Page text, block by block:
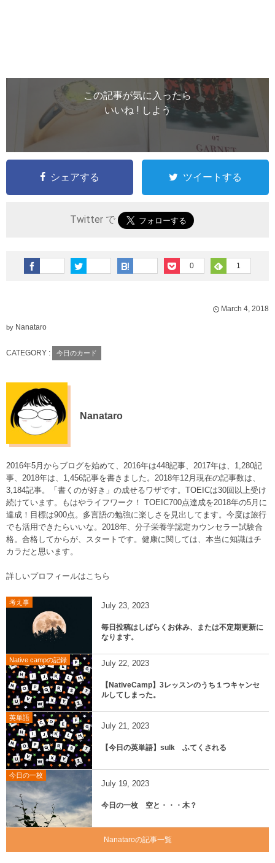
この記事が気に入ったら
いいね ! しよう
シェアする ツイートする
Twitter で
0 1
March 4, 2018
by Nanataro
CATEGORY : 今日のカード
Nanataro
2016年5月からブログを始めて、2016年は448記事、2017年は、1,280記
事、2018年は、1,456記事を書きました。2018年12月現在の記事数は、
3,184記事。「書くのが好き」の成せるワザです。TOEICは30回以上受け
続けています。もはやライフワーク！ TOEIC700点達成を2018年の5月に
達成！目標は900点。多言語の勉強に楽しさを見出してます。今度は旅行
でも活用できたらいいな。2018年、分子栄養学認定カウンセラー試験合
格。合格してからが、スタートです。健康に関しては、本当に知識はチ
カラだと思います。
詳しいプロフィールはこちら
考え事 July 23, 2023
毎日投稿はしばらくお休み、または不定期更新に
なります。
Native campの記録 July 22, 2023
【NativeCamp】3レッスンのうち１つキャンセ
ルしてしまった。
英単語
July 21, 2023
【今日の英単語】sulk ふてくされる
今日の一枚
July 19, 2023
今日の一枚 空と・・・木？
Nanataroの記事一覧